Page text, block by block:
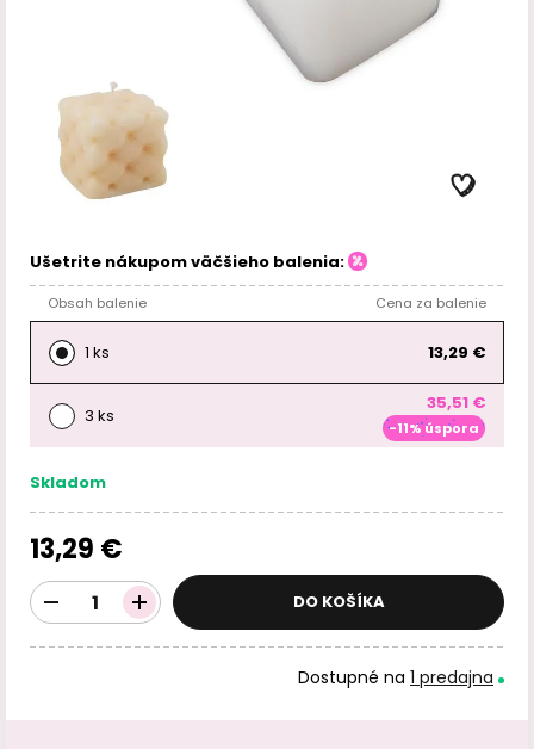
Ušetrite nákupom väčšieho balenia:
Obsah balenie Cena za balenie
1 ks 13,29 €
3 ks
35,51 €
-11% úspora
Skladom
13,29 €
DO KOŠÍKA
Dostupné na 1 predajna